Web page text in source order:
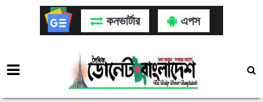
কনভার্টার এপস